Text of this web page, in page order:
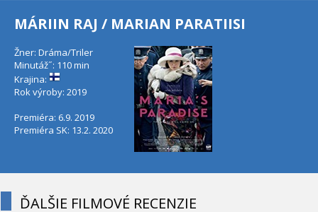
MÁRIIN RAJ / MARIAN PARATIISI
Žner: Dráma/Triler
Minutáž˝: 110 min
Krajina:
Rok výroby: 2019
Premiéra: 6.9. 2019
Premiéra SK: 13.2. 2020
ĎALŠIE FILMOVÉ RECENZIE